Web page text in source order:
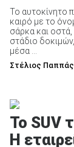
Το αυτοκίνητο
καιρό με το
σάρκα και
στάδιο
μέσα ...
Στέλιος Παππάς
Το SUV
Η